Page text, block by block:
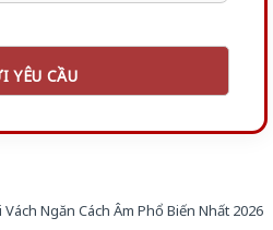
Vách Ngăn Cách Âm Phổ Biến Nhất 2026